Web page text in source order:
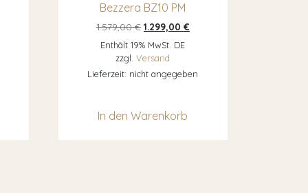
Bezzera BZ10 PM
1.579,00€ Ursprünglicher Preis war: 1.579,00 €
1.299,00 €Aktueller Preis ist:
Enthält 19% MwSt. DE
zzgl.Versand
Lieferzeit: nicht angegeben
In den Warenkorb